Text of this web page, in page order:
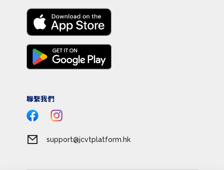
聯繫我們
support@jcvtplatform.hk